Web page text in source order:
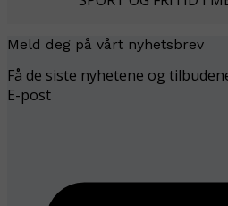
Meld deg på vårt nyhetsbrev
Få de siste nyhetene og
E-post